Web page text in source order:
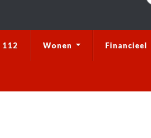
112 Wonen Financieel